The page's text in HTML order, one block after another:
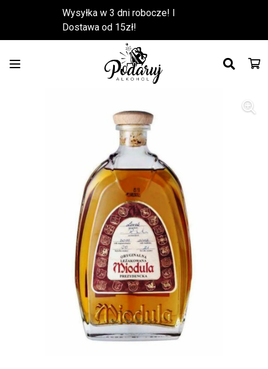
Wysyłka w 3 dni robocze! l
Dostawa od 15zł!